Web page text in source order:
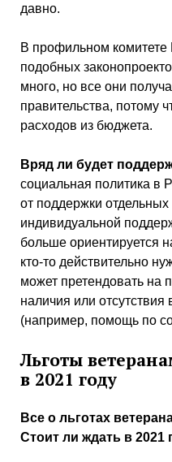
давно.
В профильном комитете
подобных
много, но все они
правительства, потому
расходов из бюджета.
Вряд ли будет
социальная политика в
от поддержки отдельных
индивидуальной
больше ориентируется
кто-то действительно
может претендовать на
наличия или отсутствия
(например, помощь по
Льготы
в 2021 году
Все о льготах
Стоит ли ждать в 2021